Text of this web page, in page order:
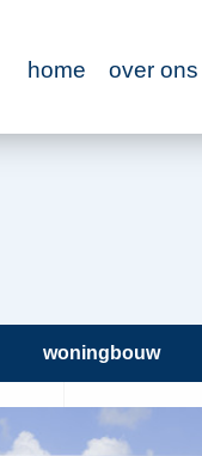
home over ons
woningbouw